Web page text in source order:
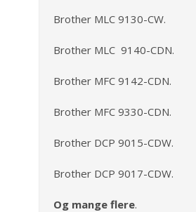
Brother MLC 9130-CW.
Brother MLC 9140-CDN.
Brother MFC 9142-CDN.
Brother MFC 9330-CDN.
Brother DCP 9015-CDW.
Brother DCP 9017-CDW.
Og mange flere.